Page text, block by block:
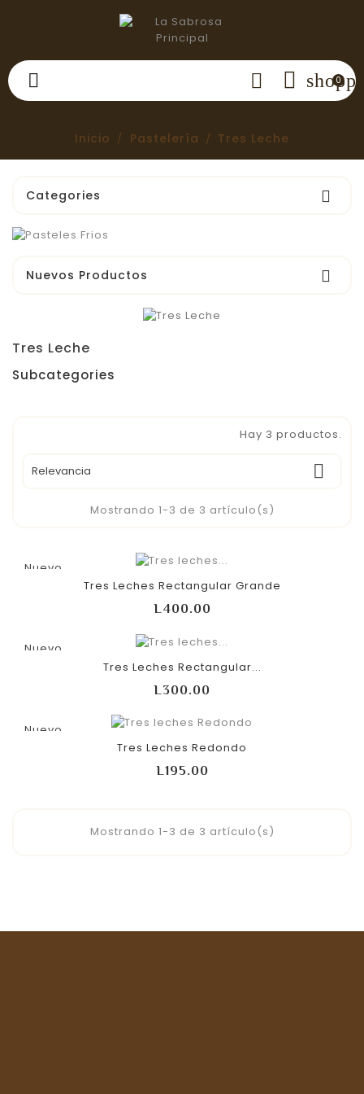
 0

Inicio Pastelería Tres Leche
Categories 
Nuevos Productos 
Tres Leche
Subcategories
Hay 3 productos.
Relevancia 
Mostrando 1-3 de 3 artículo(s)
Nuevo
Tres Leches Rectangular Grande
L400.00Precio
Nuevo
Tres Leches Rectangular...
L300.00
Nuevo
Tres Leches Redondo
L195.00Precio
Mostrando 1-3 de 3 artículo(s)